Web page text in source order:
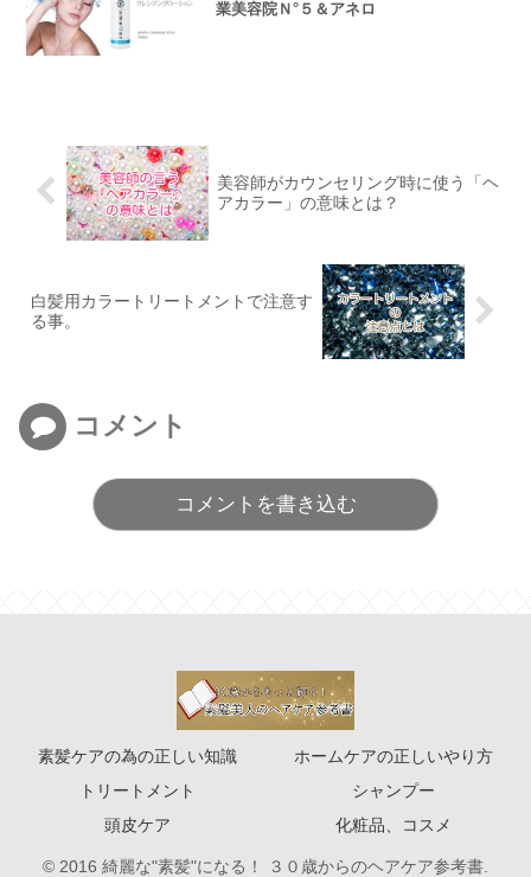
業美容院Ｎ°５＆アネロ
美容師がカウンセリング時に使う「ヘ
アカラー」の意味とは？
白髪用カラートリートメントで注意す
る事。
コメント
コメントを書き込む
素髪ケアの為の正しい知識
ホームケアの正しいやり方
トリートメント
シャンプー
頭皮ケア
化粧品、コスメ
© 2016 綺麗な"素髪"になる！ ３０歳からのヘアケア参考書.